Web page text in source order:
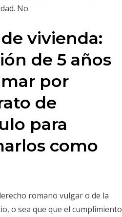
No.
vivienda:
de 5 años
por
de
para
como
romano vulgar o de la
o sea que que el cumplimiento